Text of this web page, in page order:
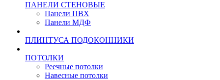
ПАНЕЛИ СТЕНОВЫЕ
Панели ПВХ
Панели МДФ
ПЛИНТУСА ПОДОКОННИКИ
ПОТОЛКИ
Реечные потолки
Навесные потолки